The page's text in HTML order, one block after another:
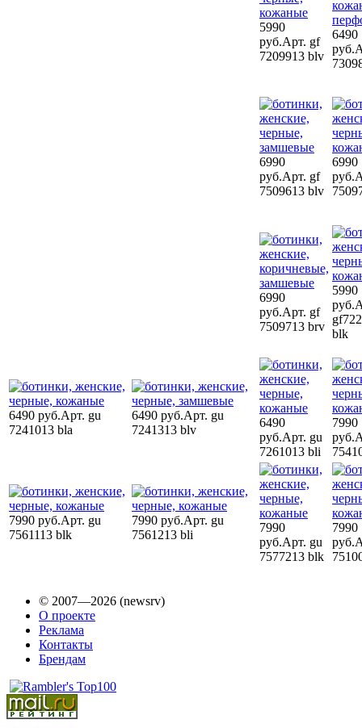
5990
руб.Арт. gf
7209913 blv
6490
руб.
6990
руб.Арт. gf
7509613 blv
6990
руб.
6990
руб.Арт. gf
7509713 brv
5990
руб.
blk
6490 руб.Арт. gu
7241013 bla
6490 руб.Арт. gu
7241313 blv
6490
руб.Арт. gu
7261013 bli
7990
руб.
7990 руб.Арт. gu
7561113 blk
7990 руб.Арт. gu
7561213 bli
7990
руб.Арт. gu
7577213 blk
7990
руб.
© 2007—2026 (newsrv)
О проекте
Реклама
Контакты
Брендам